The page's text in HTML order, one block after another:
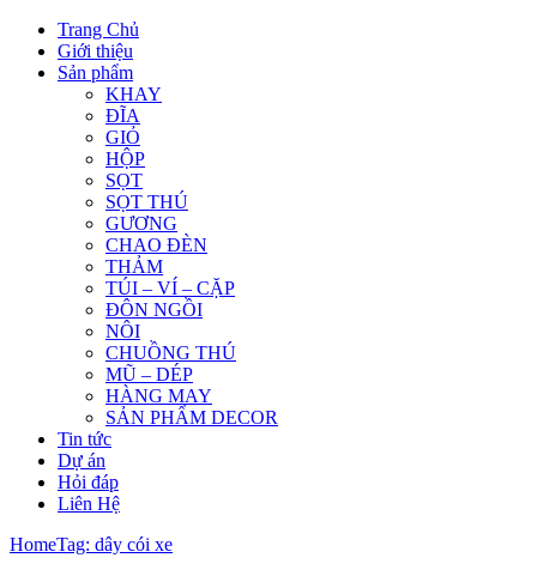
Trang Chủ
Giới thiệu
Sản phẩm
KHAY
ĐĨA
GIỎ
HỘP
SỌT
SỌT THÚ
GƯƠNG
CHAO ĐÈN
THẢM
TÚI – VÍ – CẶP
ĐÔN NGỒI
NÔI
CHUỒNG THÚ
MŨ – DÉP
HÀNG MAY
SẢN PHẨM DECOR
Tin tức
Dự án
Hỏi đáp
Liên Hệ
HomeTag: dây cói xe